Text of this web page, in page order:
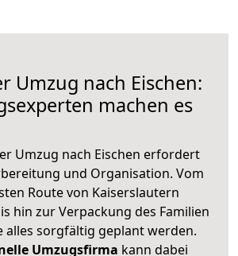
Umzug nach Eischen:
machen es
Umzug nach Eischen erfordert
und Organisation. Vom
Route von Kaiserslautern
hin zur Verpackung des Familien
alles sorgfältig geplant werden.
Umzugsfirma kann dabei